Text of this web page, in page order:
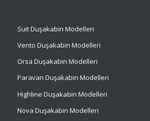
SuitDuşakabin Modelleri
Vento Duşakabin Modelleri
Orsa Duşakabin Modelleri
Paravan Duşakabin Modelleri
Highline Duşakabin Modelleri
Nova Duşakabin Modelleri